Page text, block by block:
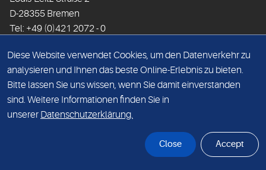
D-28355 Bremen
Tel: +49 (0)421 2072 - 0
Email:info@mlhb.de
DATENSCHUTZ
IMPRESSUM
Diese Website verwendet Cookies, um den Datenverkehr zu
analysieren und Ihnen das beste Online-Erlebnis zu bieten.
Bitte lassen Sie uns wissen, wenn Sie damit einverstanden
sind. Weitere Informationen finden Sie in
unserer Datenschutzerklärung.
Close Accept